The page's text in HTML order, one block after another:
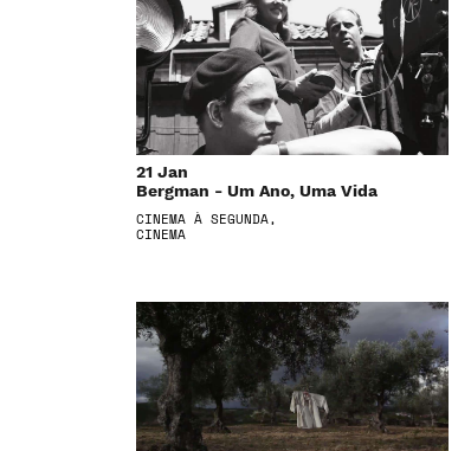
21 Jan
Bergman - Um Ano, Uma Vida
CINEMA À SEGUNDA,
CINEMA